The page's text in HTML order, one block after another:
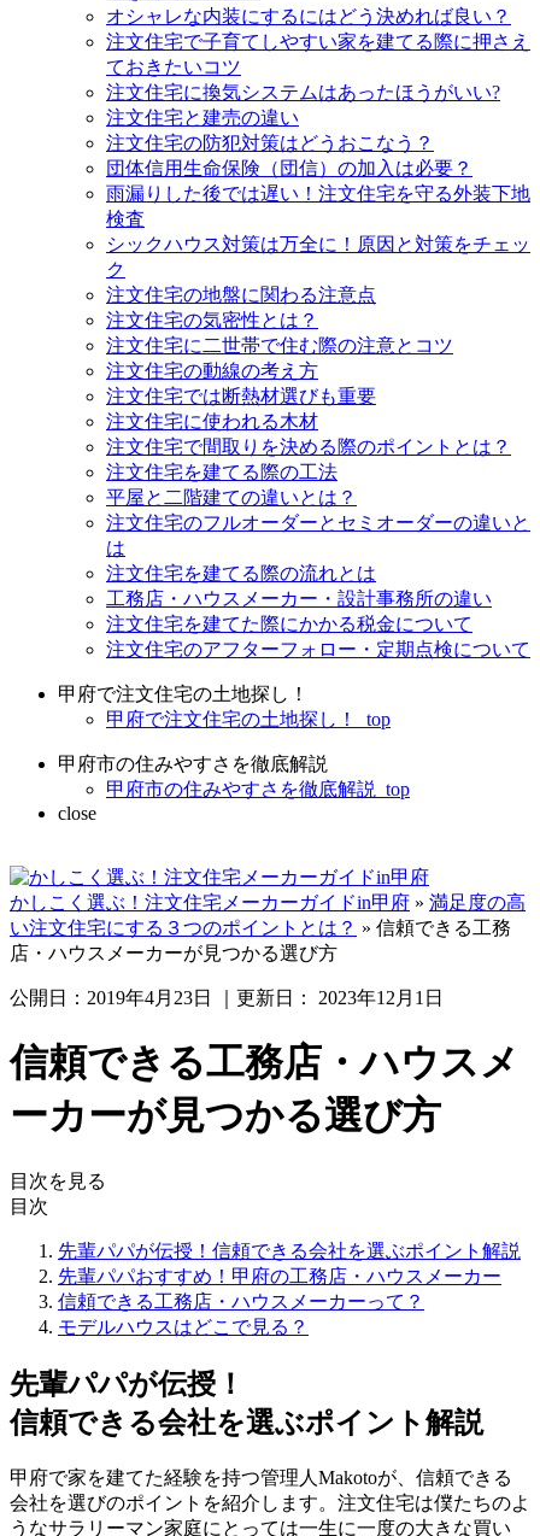
オシャレな内装にするにはどう決めれば良い？
注文住宅で子育てしやすい家を建てる際に押さえ
ておきたいコツ
注文住宅に換気システムはあったほうがいい?
注文住宅と建売の違い
注文住宅の防犯対策はどうおこなう？
団体信用生命保険（団信）の加入は必要？
雨漏りした後では遅い！注文住宅を守る外装下地
検査
シックハウス対策は万全に！原因と対策をチェッ
ク
注文住宅の地盤に関わる注意点
注文住宅の気密性とは？
注文住宅に二世帯で住む際の注意とコツ
注文住宅の動線の考え方
注文住宅では断熱材選びも重要
注文住宅に使われる木材
注文住宅で間取りを決める際のポイントとは？
注文住宅を建てる際の工法
平屋と二階建ての違いとは？
注文住宅のフルオーダーとセミオーダーの違いと
は
注文住宅を建てる際の流れとは
工務店・ハウスメーカー・設計事務所の違い
注文住宅を建てた際にかかる税金について
注文住宅のアフターフォロー・定期点検について
甲府で注文住宅の土地探し！
甲府で注文住宅の土地探し！_top
甲府市の住みやすさを徹底解説
甲府市の住みやすさを徹底解説_top
close
かしこく選ぶ！注文住宅メーカーガイドin甲府 » 満足度の高
い注文住宅にする３つのポイントとは？ » 信頼できる工務
店・ハウスメーカーが見つかる選び方
公開日： 2019年4月23日 ｜更新日： 2023年12月1日
信頼できる工務店・ハウスメ
ーカーが見つかる選び方
目次を見る
目次
先輩パパが伝授！信頼できる会社を選ぶポイント解説
先輩パパおすすめ！甲府の工務店・ハウスメーカー
信頼できる工務店・ハウスメーカーって？
モデルハウスはどこで見る？
先輩パパが伝授！
信頼できる会社を選ぶポイント解説
甲府で家を建てた経験を持つ管理人Makotoが、信頼できる
会社を選びのポイントを紹介します。注文住宅は僕たちのよ
うなサラリーマン家庭にとっては一生に一度の大きな買い